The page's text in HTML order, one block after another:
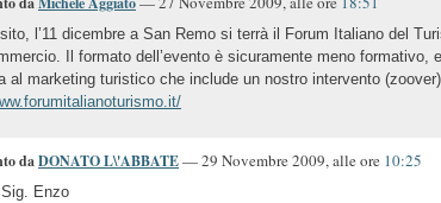
l’11 dicembre a San Remo si terrà il Forum Italiano del
Il formato dell’evento è sicuramente meno formativo,
al marketing turistico che include un nostro intervento
daDONATO L\'ABBATE— 29 Novembre 2009, alle ore 10:25
Enzo